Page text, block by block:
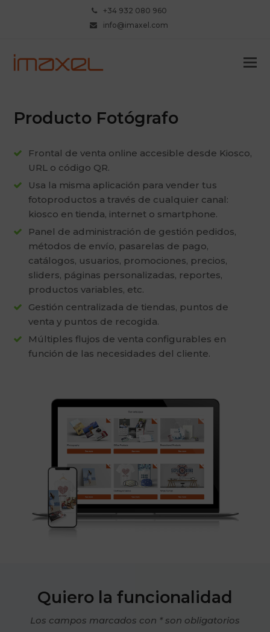
+34 932 080 960
info@imaxel.com
Producto Fotógrafo
Frontal de venta online accesible desde Kiosco,
URL o código QR.
Usa la misma aplicación para vender tus
fotoproductos a través de cualquier canal:
kiosco en tienda, internet o smartphone.
Panel de administración de gestión pedidos,
métodos de envío, pasarelas de pago,
catálogos, usuarios, promociones, precios,
sliders, páginas personalizadas, reportes,
productos variables, etc.
Gestión centralizada de tiendas, puntos de
venta y puntos de recogida.
Múltiples flujos de venta configurables en
función de las necesidades del cliente.
Quiero la funcionalidad
Los campos marcados con * son obligatorios